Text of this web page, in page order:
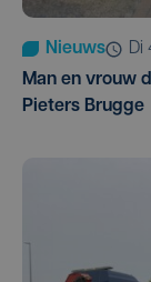
Nieuws
Man en vrouw
Pieters Brugge